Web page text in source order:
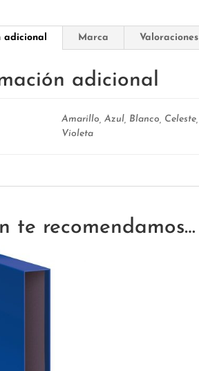
adicional Marca
adicional
Amarillo, Azul, Blanco,
Violeta
te recomendamos…